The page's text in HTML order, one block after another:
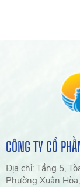
CÔNG TY CỔ
Địa chỉ: Tầng 5,
Phường Xuân